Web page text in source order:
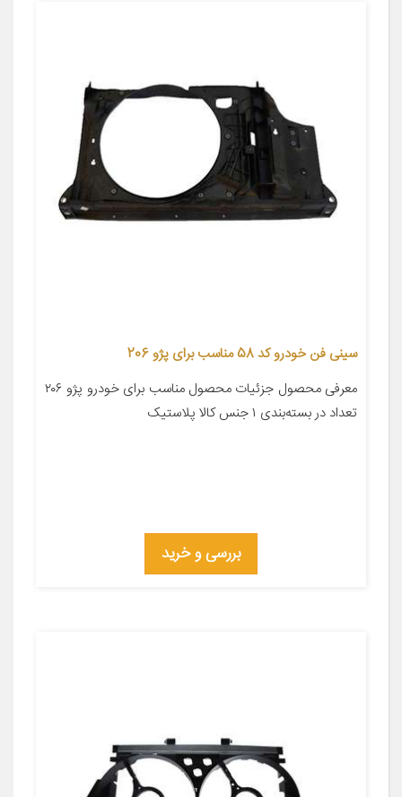
سینی فن خودرو کد 58 مناسب برای پژو 206
معرفی محصول جزئیات محصول مناسب برای خودرو پژو ۲۰۶
تعداد در بسته‌بندی ۱ جنس کالا پلاستیک
بررسی و خرید